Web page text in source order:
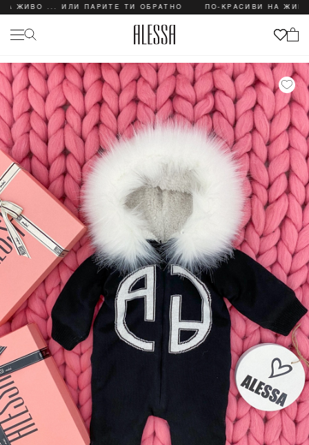
... ИЛИ ПАРИТЕ ТИ ОБРАТНО ПО-КРАСИВИ НА ЖИВО ...